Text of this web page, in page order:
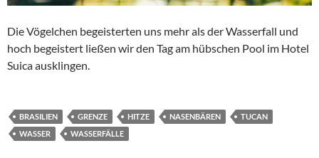
Die Vögelchen begeisterten uns mehr als der Wasserfall und
hoch begeistert ließen wir den Tag am hübschen Pool im Hotel
Suica ausklingen.
BRASILIEN GRENZE HITZE NASENBÄREN
TUCAN
WASSER
WASSERFÄLLE